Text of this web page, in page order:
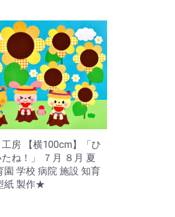
房 【横100cm】「ひ
ね！」 ７月 ８月 夏
園 学校 病院 施設 知育
紙 製作★